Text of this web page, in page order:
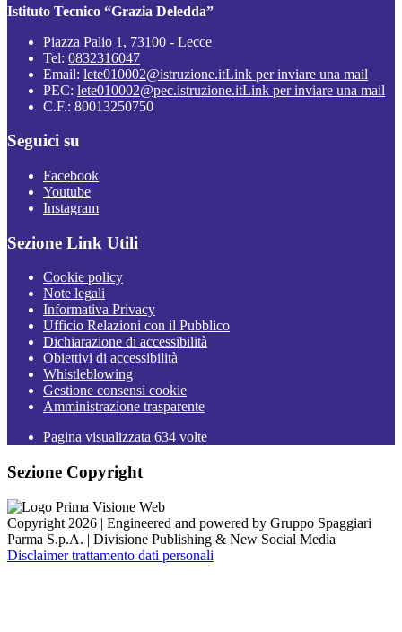
Istituto Tecnico “Grazia Deledda”
Piazza Palio 1, 73100 - Lecce
Tel: 0832316047
Email: lete010002@istruzione.itLink per inviare una mail
PEC: lete010002@pec.istruzione.itLink per inviare una mail
C.F.: 80013250750
Seguici su
Facebook
Youtube
Instagram
Sezione Link Utili
Cookie policy
Note legali
Informativa Privacy
Ufficio Relazioni con il Pubblico
Dichiarazione di accessibilità
Obiettivi di accessibilità
Whistleblowing
Gestione consensi cookie
Amministrazione trasparente
Pagina visualizzata 634 volte
Sezione Copyright
Copyright 2026 | Engineered and powered by Gruppo Spaggiari
Parma S.p.A. | Divisione Publishing & New Social Media
Disclaimer trattamento dati personali